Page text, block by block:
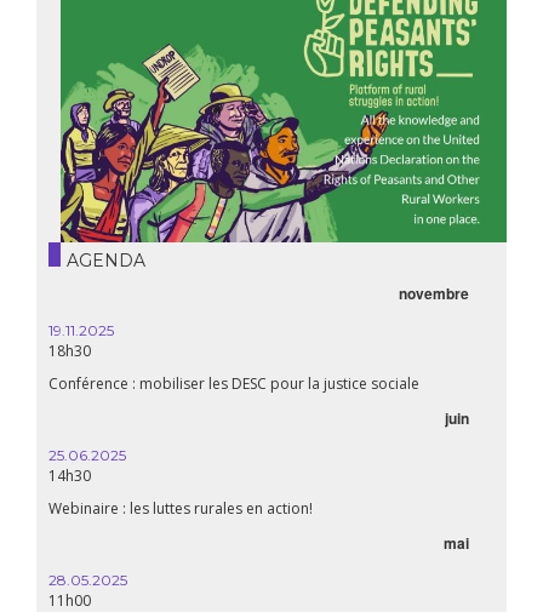
AGENDA
novembre
19.11.2025
18h30
Conférence : mobiliser les DESC pour la justice sociale
juin
25.06.2025
14h30
Webinaire : les luttes rurales en action!
mai
28.05.2025
11h00